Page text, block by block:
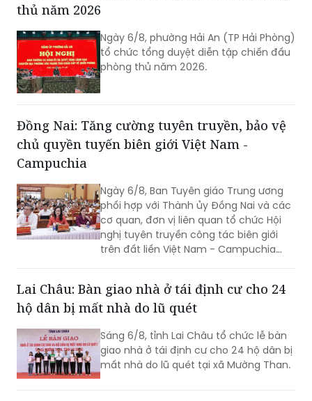
thủ năm 2026
Ngày 6/8, phường Hải An (TP Hải Phòng)
tổ chức tổng duyệt diễn tập chiến đấu
phòng thủ năm 2026.
Đồng Nai: Tăng cường tuyên truyền, bảo vệ
chủ quyền tuyến biên giới Việt Nam -
Campuchia
Ngày 6/8, Ban Tuyên giáo Trung ương
phối hợp với Thành ủy Đồng Nai và các
cơ quan, đơn vị liên quan tổ chức Hội
nghị tuyên truyền công tác biên giới
trên đất liền Việt Nam - Campuchia
Lai Châu: Bàn giao nhà ở tái định cư cho 24
hộ dân bị mất nhà do lũ quét
Sáng 6/8, tỉnh Lai Châu tổ chức lễ bàn
giao nhà ở tái định cư cho 24 hộ dân bị
mất nhà do lũ quét tại xã Mường Than.